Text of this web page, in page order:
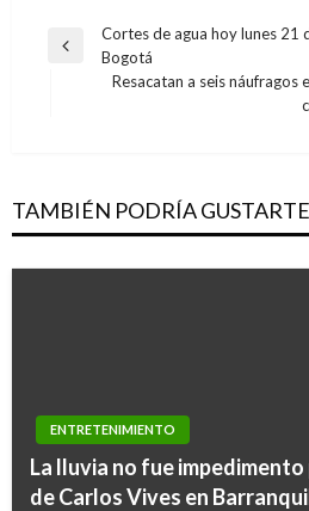
Navegación
Entrada
Cortes de agua hoy lunes 21
Bogotá
Resacatan a seis náufragos
TAMBIÉN PODRÍA GUSTARTE
ENTRETENIMIENTO
La lluvia no fue
de Carlos Vives en